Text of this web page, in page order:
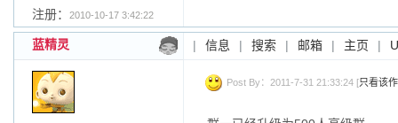
注册：
2010-10-17 3:42:22
蓝精灵 | 信息 | 搜索 | 邮箱 | 主页 |
Post By：2011-7-31 21:33:24 [只看该